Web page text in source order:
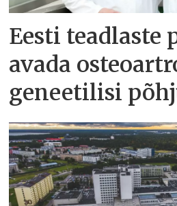
Eesti teadlaste
avada
geneetilisi